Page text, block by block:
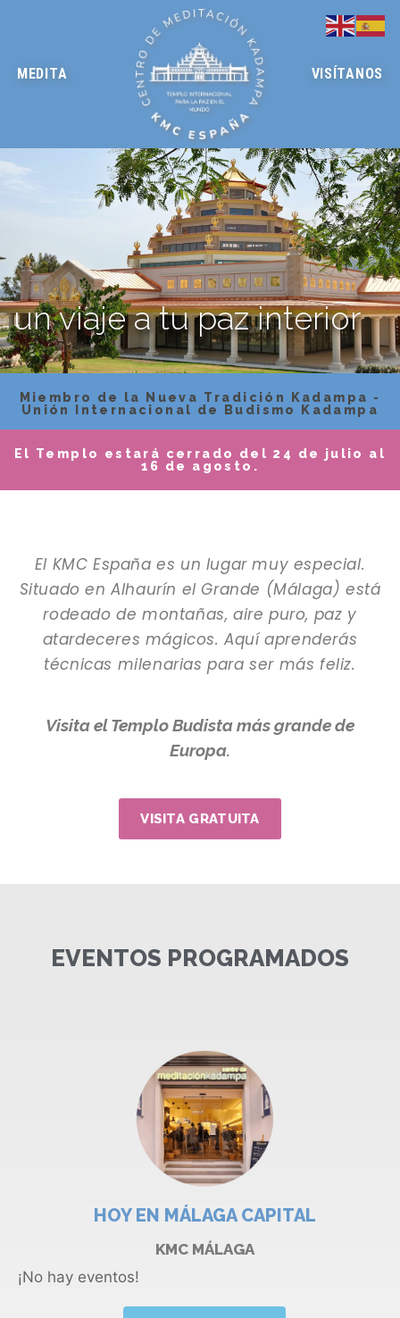
MEDITA VISÍTANOS
un viaje a tu paz interior
Miembro de la Nueva Tradición Kadampa -
Unión Internacional de Budismo Kadampa
El Templo estará cerrado del 24 de julio al
16 de agosto.
El KMC España es un lugar muy especial.
Situado en Alhaurín el Grande (Málaga) está
rodeado de montañas, aire puro, paz y
atardeceres mágicos. Aquí aprenderás
técnicas milenarias para ser más feliz.
Visita el Templo Budista más grande de
Europa.
VISITA GRATUITA
EVENTOS PROGRAMADOS
HOY EN MÁLAGA CAPITAL
KMC MÁLAGA
¡No hay eventos!